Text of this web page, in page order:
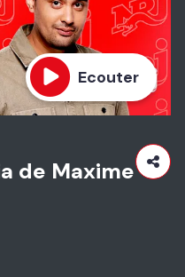
Ecouter
de Maxime